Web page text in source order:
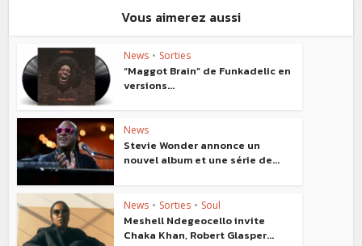
Vous aimerez aussi
News • Sorties
“Maggot Brain” de Funkadelic en
versions...
News
Stevie Wonder annonce un
nouvel album et une série de...
News • Sorties • Soul
Meshell Ndegeocello invite
Chaka Khan, Robert Glasper...